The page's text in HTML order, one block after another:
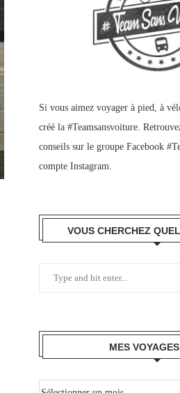
Si vous aimez voyager à pied, à
créé la #Teamsansvoiture.
conseils sur le groupe Facebook
compte Instagram.
VOUS CHERCHEZ
MES